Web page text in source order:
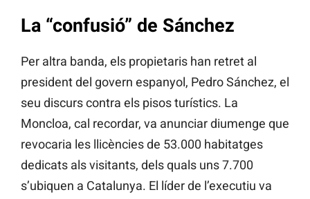
La “confusió” de Sánchez
Per altra banda, els propietaris han retret al
president del govern espanyol, Pedro Sánchez, el
seu discurs contra els pisos turístics. La
Moncloa, cal recordar, va anunciar diumenge que
revocaria les llicències de 53.000 habitatges
dedicats als visitants, dels quals uns 7.700
s’ubiquen a Catalunya. El líder de l’executiu va